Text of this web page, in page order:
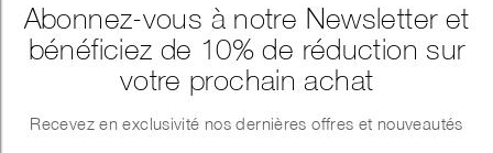
Abonnez-vous à notre Newsletter et
bénéficiez de 10% de réduction sur
votre prochain achat
Recevez en exclusivité nos dernières offres et nouveautés